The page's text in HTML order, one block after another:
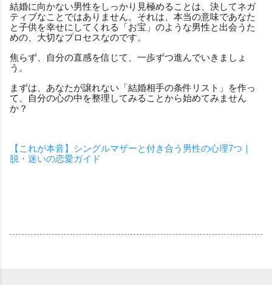
結婚に向かない男性をしっかり見極めることは、決してネガ
ティブなことではありません。それは、本当の意味であなた
と子供を幸せにしてくれる「お宝」のような男性と出会うた
めの、大切なプロセスなのです。
焦らず、自分の直感を信じて、一歩ずつ進んでいきましょ
う。
まずは、あなたが譲れない「結婚相手の条件リスト」を作っ
て、自分の心の中を整理してみることから始めてみません
か？
【これが本音】シングルマザーと付き合う男性の心理7つ｜
脱・迷いの恋愛ガイド